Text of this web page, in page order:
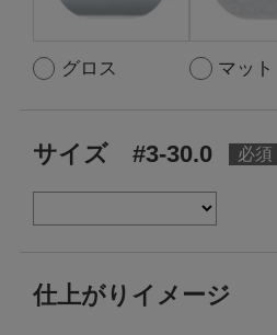
グロス マット
サイズ #3-30.0
仕上がりイメージ